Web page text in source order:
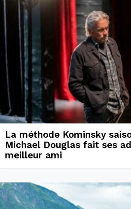
La méthode Kominsky
Michael Douglas fait ses
meilleur ami